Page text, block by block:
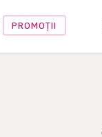
PROMOŢII